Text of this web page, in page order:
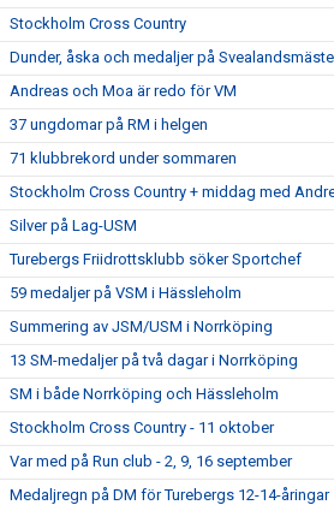
Stockholm Cross Country
Dunder, åska och medaljer på
Andreas och Moa är redo för VM
37 ungdomar på RM i helgen
71 klubbrekord under sommaren
Stockholm Cross Country + middag med
Silver på Lag-USM
Turebergs Friidrottsklubb söker Sportchef
59 medaljer på VSM i Hässleholm
Summering av JSM/USM i Norrköping
13 SM-medaljer på två dagar i Norrköping
SM i både Norrköping och Hässleholm
Stockholm Cross Country - 11 oktober
Var med på Run club - 2, 9, 16 september
Medaljregn på DM för Turebergs 12-14-åringar